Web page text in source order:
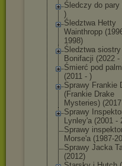
Śledczy do pary
)
Śledztwa Hetty
Wainthropp
1998)
Śledztwa siostry
Bonifacji (2022 -
Śmierć pod
(2011 - )
Sprawy Frankie
(Frankie Drake
Mysteries)
Sprawy
Lynley'a (2001 -
Sprawy
Morse'a (1987-
Sprawy Jacka
(2012)